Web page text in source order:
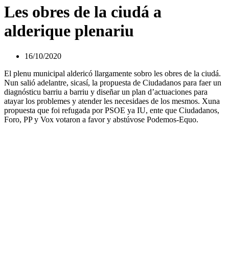
Les obres de la ciudá a
alderique plenariu
16/10/2020
El plenu municipal aldericó llargamente sobro les obres de la ciudá.
Nun salió adelantre, sicasí, la propuesta de Ciudadanos para faer un
diagnósticu barriu a barriu y diseñar un plan d’actuaciones para
atayar los problemes y atender les necesidaes de los mesmos. Xuna
propuesta que foi refugada por PSOE ya IU, ente que Ciudadanos,
Foro, PP y Vox votaron a favor y abstúvose Podemos-Equo.